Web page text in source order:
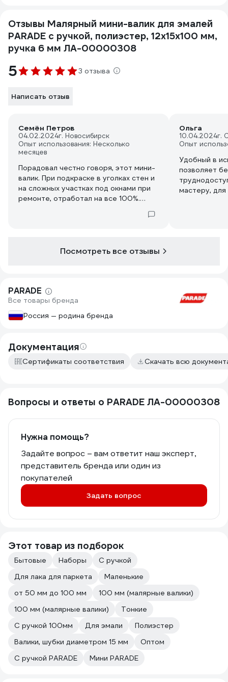
Отзывы Малярный мини-валик для эмалей
PARADE с ручкой, полиэстер, 12х15х100 мм,
ручка 6 мм ЛА-00000308
5 3 отзыва
Написать отзыв
Семён Петров
04.02.2024г. Новосибирск
Опыт использования: Несколько
месяцев
Порадовал честно говоря, этот мини-
валик. При подкраске в уголках стен и
на сложных участках под окнами при
ремонте, отработал на все 100%.
ворсинок на поверхности. Не полосит.
Ольга
10.04.2024г.
Опыт
Удобный в
позволяет
мастеру,
Посмотреть все отзывы
PARADE
Все товары бренда
Россия — родина бренда
Документация
Сертификаты соответствия Скачать всю
Вопросы и ответы о PARADE ЛА-00000308
Нужна помощь?
Задайте вопрос – вам ответит наш эксперт,
представитель бренда или один из
покупателей
Задать вопрос
Этот товар из подборок
Бытовые Наборы
С ручкой
Для лака для паркета
Маленькие
от 50 мм до 100 мм
100 мм (малярные валики)
100 мм (малярные валики)
Тонкие
С ручкой 100мм
Для эмали
Полиэстер
Валики, шубки диаметром 15 мм
Оптом
С ручкой PARADE
Мини PARADE